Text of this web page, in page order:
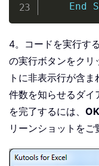
End
4。コードを実行する
の実行ボタンをクリ
トに非表示行が含
件数を知らせるダイ
を完了するには、 OK
リーンショットをご